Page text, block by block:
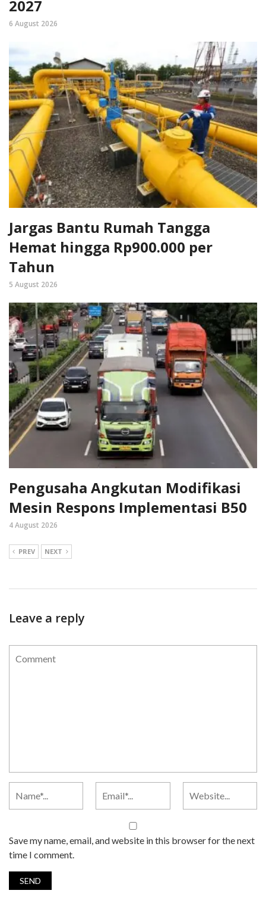
2027
6 August 2026
Jargas Bantu Rumah Tangga
Hemat hingga Rp900.000 per
Tahun
5 August 2026
Pengusaha Angkutan Modifikasi
Mesin Respons Implementasi B50
4 August 2026
PREV NEXT
Leave a reply
Save my name, email, and website in this browser for the next
time I comment.